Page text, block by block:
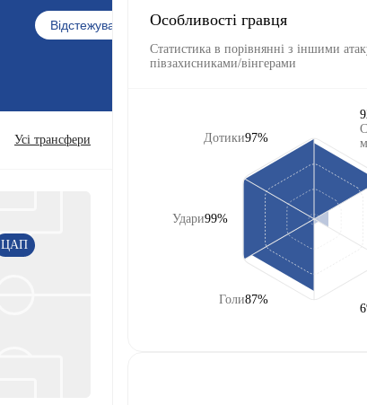
Відстежувати
Усі трансфери
ЦАП
Особливості гравця
Статистика в порівнянні з іншими
півзахисниками/вінгерами
Дотики97%
Удари99%
Голи87%